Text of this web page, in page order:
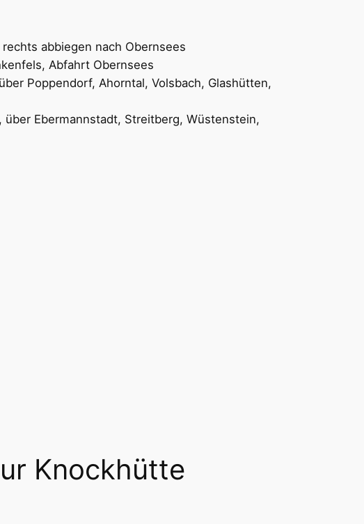
abbiegen nach Obernsees
Abfahrt Obernsees
Poppendorf, Ahorntal, Volsbach, Glashütten,
Ebermannstadt, Streitberg, Wüstenstein,
Knockhütte